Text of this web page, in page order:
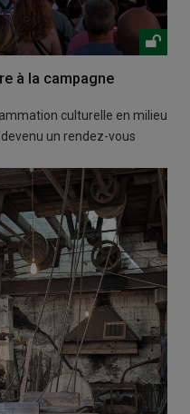
à la campagne
culturelle en milieu
un rendez-vous